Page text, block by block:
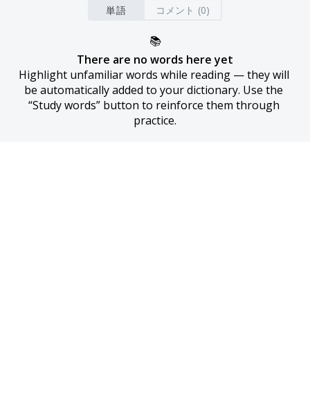
単語 コメント (0)
📚
There are no words here yet
Highlight unfamiliar words while reading — they will
be automatically added to your dictionary. Use the
“Study words” button to reinforce them through
practice.